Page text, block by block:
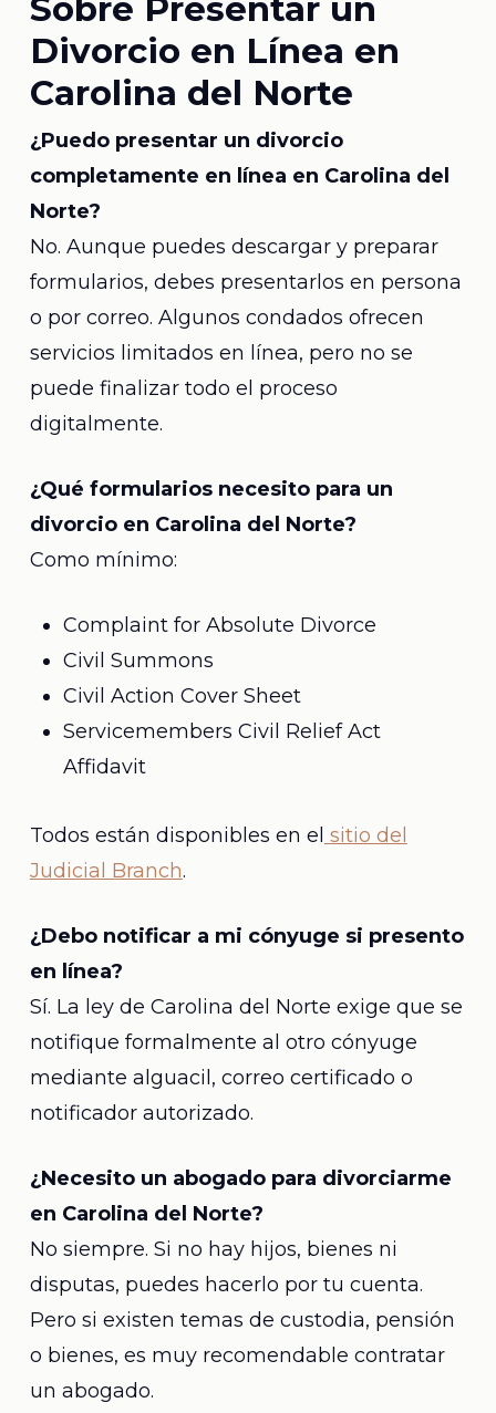
Sobre Presentar un
Divorcio en Línea en
Carolina del Norte
¿Puedo presentar un divorcio
completamente en línea en Carolina del
Norte?
No. Aunque puedes descargar y preparar
formularios, debes presentarlos en persona
o por correo. Algunos condados ofrecen
servicios limitados en línea, pero no se
puede finalizar todo el proceso
digitalmente.
¿Qué formularios necesito para un
divorcio en Carolina del Norte?
Como mínimo:
Complaint for Absolute Divorce
Civil Summons
Civil Action Cover Sheet
Servicemembers Civil Relief Act
Affidavit
Todos están disponibles en el sitio del
Judicial Branch.
¿Debo notificar a mi cónyuge si presento
en línea?
Sí. La ley de Carolina del Norte exige que se
notifique formalmente al otro cónyuge
mediante alguacil, correo certificado o
notificador autorizado.
¿Necesito un abogado para divorciarme
en Carolina del Norte?
No siempre. Si no hay hijos, bienes ni
disputas, puedes hacerlo por tu cuenta.
Pero si existen temas de custodia, pensión
o bienes, es muy recomendable contratar
un abogado.